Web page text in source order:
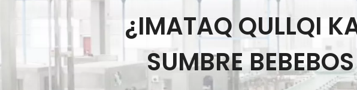
¿IMATAQ QULLQI
SUMBRE